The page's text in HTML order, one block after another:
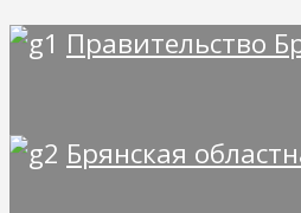
Правительство
Брянская